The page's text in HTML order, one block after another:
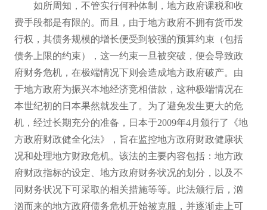
如所周知，不管实行何种体制，地方政府课税和收
费手段都是有限的。而且，由于地方政府不拥有货币发
行权，其债务规模的增长便受到较强的预算约束（包括
债务上限的约束），这一约束一旦被突破，便会导致政
府财务危机，在极端情况下则会造成地方政府破产。由
于地方政府为振兴本地经济竞相借款，这种极端情况在
本世纪初的日本果然就发生了。为了避免发生更大的危
机，经过长期充分的准备，日本于2009年4月颁行了《地
方政府财政健全化法》，旨在监控地方政府财政健康状
况和处理地方财政危机。该法的主要内容包括：地方政
府财政指标的设定、地方政府财务状况的划分，以及不
同财务状况下可采取的相关措施等等。此法颁行后，汹
汹而来的地方政府债务危机开始被克服，并逐渐走上可